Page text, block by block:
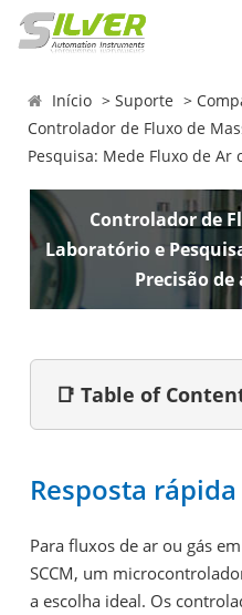
Início Suporte
Controlador de Fluxo de
Pesquisa: Mede Fluxo de Ar
Controlador de
Laboratório e
Precisão de
📑 Table of
Resposta rápida
Para fluxos de ar ou gás
SCCM, um
a escolha ideal. Os